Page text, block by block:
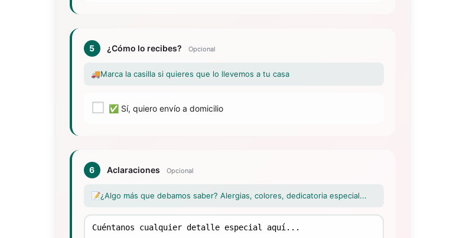
5 ¿Cómo lo recibes? Opcional
🚚Marca la casilla si quieres que lo llevemos a tu casa
✅ Sí, quiero envío a domicilio
6 Aclaraciones Opcional
📝¿Algo más que debamos saber? Alergias, colores, dedicatoria especial...